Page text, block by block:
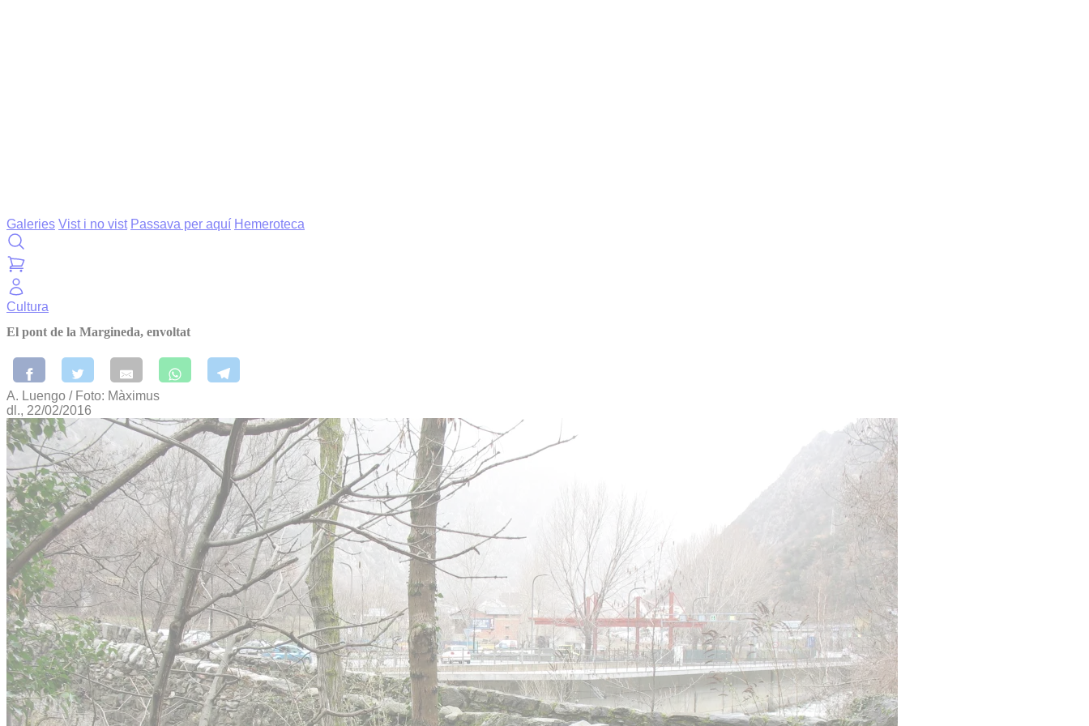
Galeries Vist i no vist Passava per aquí Hemeroteca
Cultura
El pont de la Margineda, envoltat
A. Luengo / Foto: Màximus
dl., 22/02/2016